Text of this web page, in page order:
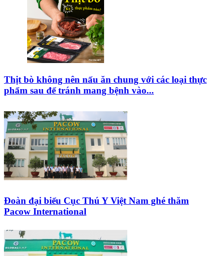
Thịt bò không nên nấu ăn chung với các loại thực
phẩm sau để tránh mang bệnh vào...
Đoàn đại biểu Cục Thú Y Việt Nam ghé thăm
Pacow International